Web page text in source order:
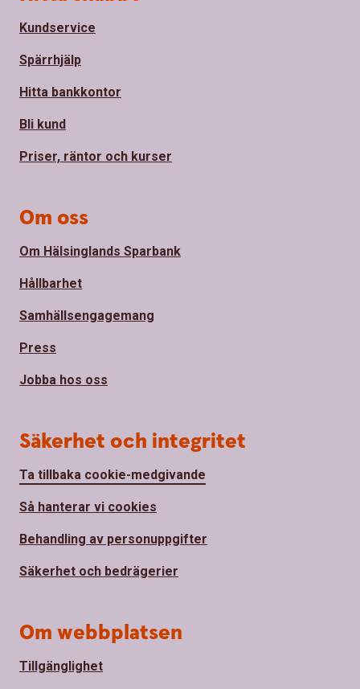
Kundservice
Spärrhjälp
Hitta bankkontor
Bli kund
Priser, räntor och kurser
Om oss
Om Hälsinglands Sparbank
Hållbarhet
Samhällsengagemang
Press
Jobba hos oss
Säkerhet och integritet
Ta tillbaka cookie-medgivande
Så hanterar vi cookies
Behandling av personuppgifter
Säkerhet och bedrägerier
Om webbplatsen
Tillgänglighet